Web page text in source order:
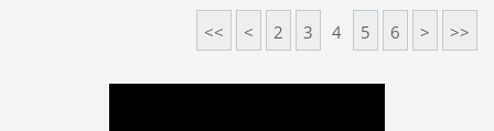
<< < 2 3 4 5 6 > >>